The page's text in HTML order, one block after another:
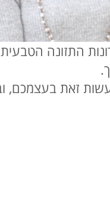
התזונה
זאת בעצמכם,